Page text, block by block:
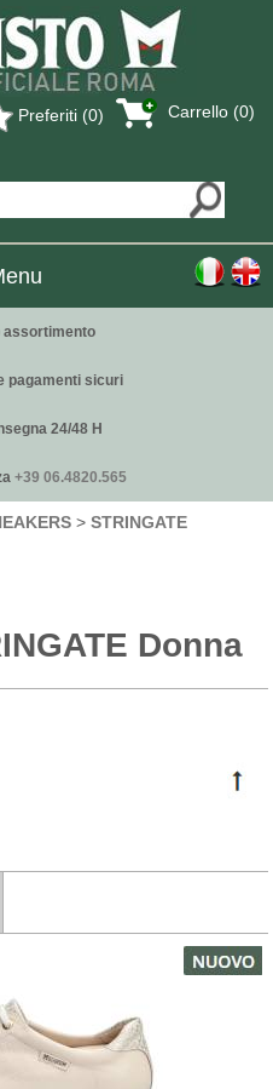
Carrello (0)
Preferiti (0)
assortimento
pagamenti sicuri
24/48 H
+39 06.4820.565
> STRINGATE
Donna